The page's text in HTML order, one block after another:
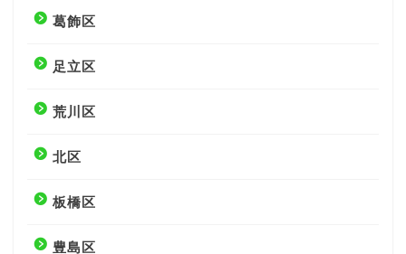
葛飾区
足立区
荒川区
北区
板橋区
豊島区